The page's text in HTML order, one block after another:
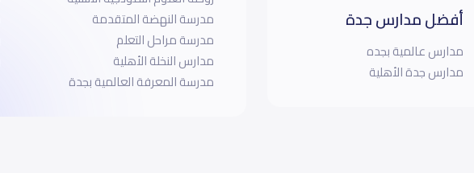
أفضل مدارس جدة
مدارس عالمية بجده
مدارس جدة الأهلية
مدرسة النهضة المتقدمة
مدرسة مراحل التعلم
مدارس النخلة الأهلية
مدرسة المعرفة العالمية بجدة